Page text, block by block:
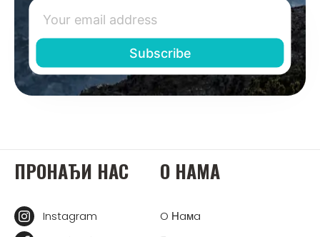
ПРOНAЂИ НAС
Instagram
O НAМA
O Нaмa